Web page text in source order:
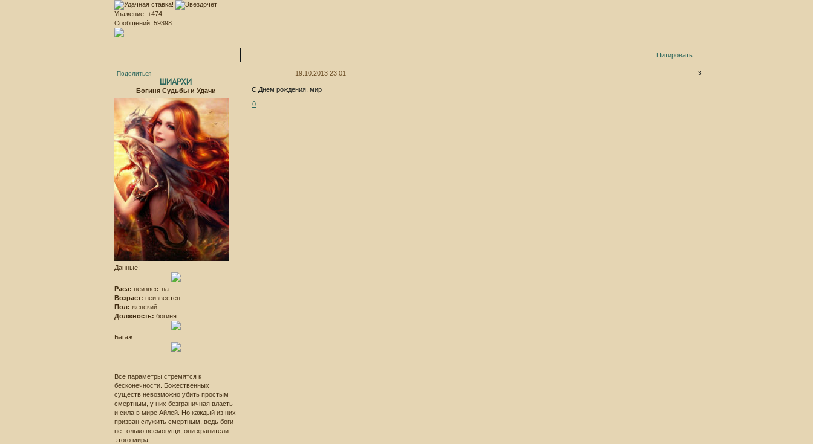
Уважение: +474
Сообщений: 59398
Цитировать
Поделиться 3
19.10.2013 23:01
ШИАРХИ
Богиня Судьбы и Удачи
Данные:
Раса: неизвестна
Возраст: неизвестен
Пол: женский
Должность: богиня
Багаж:
Все параметры стремятся к
бесконечности. Божественных
существ невозможно убить простым
смертным, у них безграничная власть
и сила в мире Айлей. Но каждый из них
призван служить смертным, ведь боги
не только всемогущи, они хранители
этого мира.
С Днем рождения, мир
0